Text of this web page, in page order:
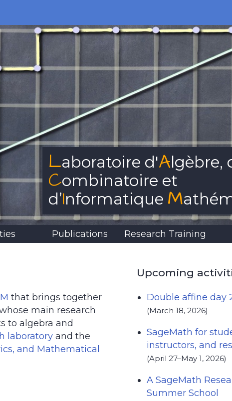
Laboratoire d'Algèbre,
Combinatoire et
d’Informatique M
Publications Research Training
that brings together
main research
to algebra and
laboratory and the
and Mathematical
Upcoming
Double affine day
(March 18, 2026)
SageMath for
instructors, and
(April 27–May 1, 2026)
A SageMath
Summer School